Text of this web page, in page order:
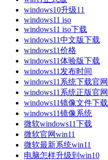
windows10升级11
windows11 iso
windows11 iso下载
windows11中文版下载
windows11价格
windows11体验版下载
windows11发布时间
windows11系统下载官网
windows11系统正版官网
windows11镜像文件下载
windows11镜像系统
微软windows11下载
微软官网win11
微软最新系统win11
电脑怎样升级到win10